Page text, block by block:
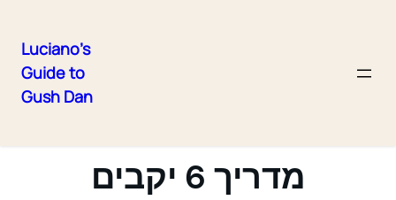
Skip
Luciano's
Guide to
Gush Dan
מדריך 6 יקבים